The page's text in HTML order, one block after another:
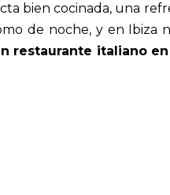
bien cocinada, una
de noche, y en Ibiza
restaurante italiano en